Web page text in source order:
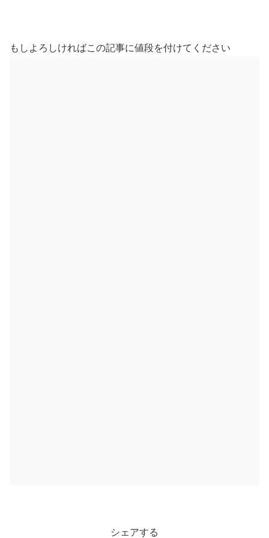
もしよろしければこの記事に値段を付けてください
シェアする